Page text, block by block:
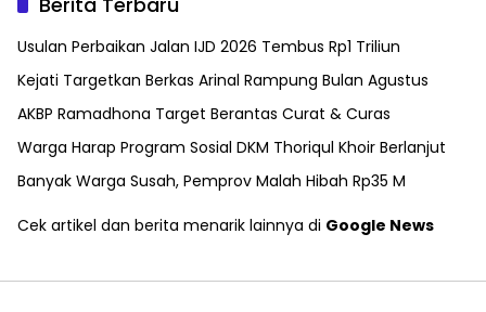
Usulan Perbaikan Jalan IJD 2026 Tembus Rp1 Triliun
Kejati Targetkan Berkas Arinal Rampung Bulan Agustus
AKBP Ramadhona Target Berantas Curat & Curas
Warga Harap Program Sosial DKM Thoriqul Khoir Berlanjut
Banyak Warga Susah, Pemprov Malah Hibah Rp35 M
Cek artikel dan berita menarik lainnya di Google News